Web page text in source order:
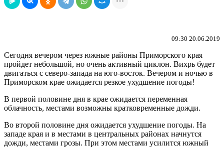
09:30 20.06.2019
Сегодня вечером через южные районы Приморского края
пройдет небольшой, но очень активный циклон. Вихрь будет
двигаться с северо-запада на юго-восток. Вечером и ночью в
Приморском крае ожидается резкое ухудшение погоды!
В первой половине дня в крае ожидается переменная
облачность, местами возможны кратковременные дожди.
Во второй половине дня ожидается ухудшение погоды. На
западе края и в местами в центральных районах начнутся
дожди, местами грозы. При этом местами усилится южный